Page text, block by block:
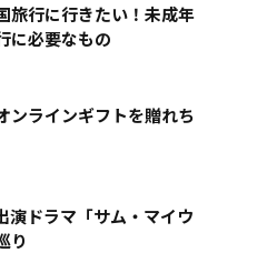
旅行に行きたい！未成年
に必要なもの
ンラインギフトを贈れち
演ドラマ「サム・マイウ
り